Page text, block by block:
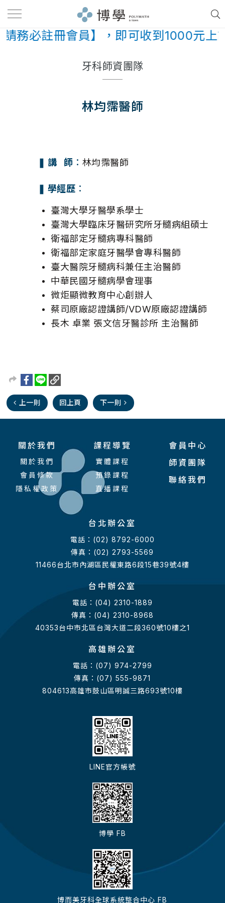
務必註冊會員】，即可收到1000元上
牙科師資團隊
林均霈醫師
❚ 講 師︰ 林均霈醫師
❚ 學經歷︰
臺灣大學牙醫學系學士
臺灣大學臨床牙醫研究所牙髓病組碩士
衛福部定牙髓病專科醫師
衛福部定家庭牙醫學會專科醫師
臺大醫院牙髓病科兼任主治醫師
中華民國牙髓病學會理事
微炬顯微教育中心創辦人
蔡司原廠認證講師/VDW原廠認證講師
長木 卓業 張文信牙醫診所 主治醫師
上一則 回上頁 下一則
關於我們
關於我們
會員條款
隱私權政策
課程導覽
實體課程
預錄課程
直播課程
會員中心
師資團隊
聯絡我們
台北辦公室
電話：(02) 8792-6000
傳真：(02) 2793-5569
11466台北市內湖區民權東路6段15巷39號4樓
台中辦公室
電話：(04) 2310-1889
傳真：(04) 2310-8968
40353台中市北區台灣大道二段360號10樓之1
高雄辦公室
電話：(07) 974-2799
傳真：(07) 555-9871
804613高雄市鼓山區明誠三路693號10樓
LINE官方帳號
博學 FB
博而美牙科全球系統整合中心 FB